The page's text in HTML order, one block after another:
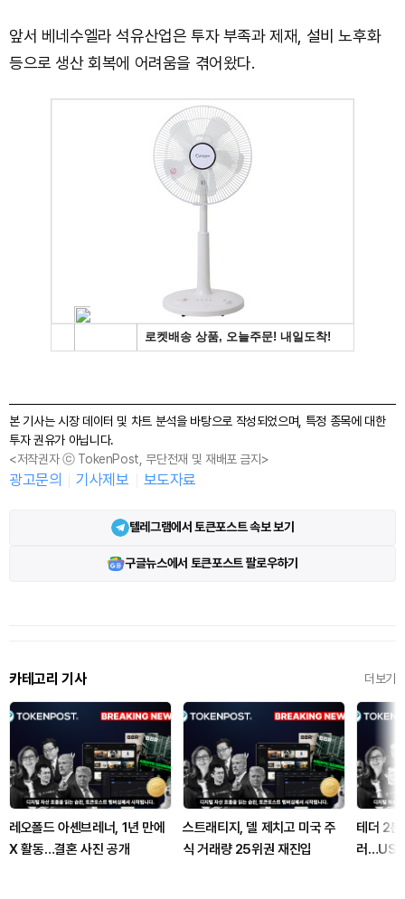
앞서 베네수엘라 석유산업은 투자 부족과 제재, 설비 노후화
등으로 생산 회복에 어려움을 겪어왔다.
본 기사는 시장 데이터 및 차트 분석을 바탕으로 작성되었으며, 특정 종목에 대한
투자 권유가 아닙니다.
<저작권자 ⓒ TokenPost, 무단전재 및 재배포 금지>
광고문의 기사제보 보도자료
텔레그램에서 토큰포스트 속보 보기
구글뉴스에서 토큰포스트 팔로우하기
카테고리 기사 더보기
레오폴드 아셴브레너, 1년 만에
X 활동…결혼 사진 공개
스트래티지, 델 제치고 미국 주
식 거래량 25위권 재진입
테더 2
러